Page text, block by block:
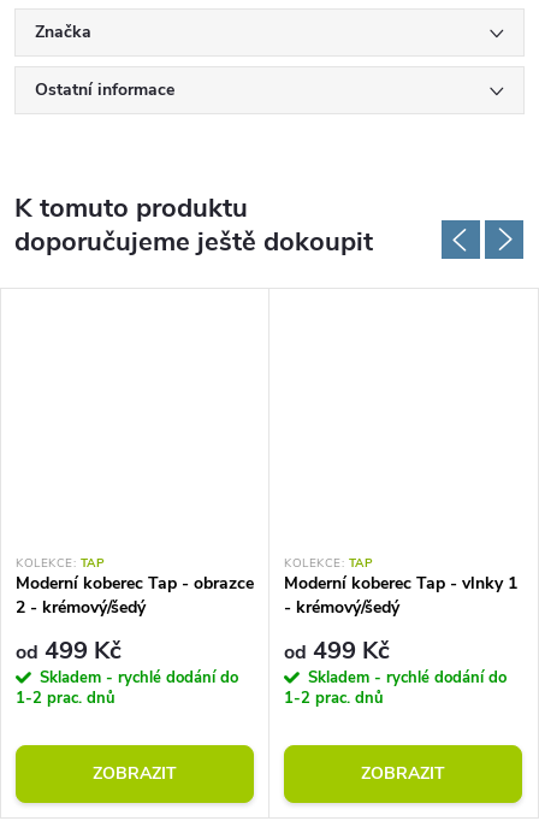
Značka
Ostatní informace
K tomuto produktu
doporučujeme ještě dokoupit
KOLEKCE: TAP
Moderní koberec Tap - obrazce
2 - krémový/šedý
od 499 Kč
Skladem - rychlé dodání do
1-2 prac. dnů
ZOBRAZIT
KOLEKCE: TAP
Moderní koberec Tap - vlnky 1
- krémový/šedý
od 499 Kč
Skladem - rychlé dodání do
1-2 prac. dnů
ZOBRAZIT